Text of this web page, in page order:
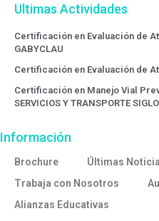
Ultimas Actividades
Certificación en Evaluación de
GABYCLAU
Certificación en Evaluación de
Certificación en Manejo Vial
SERVICIOS Y TRANSPORTE
Información
Brochure
Últimas
Trabaja con Nosotros
Alianzas Educativas